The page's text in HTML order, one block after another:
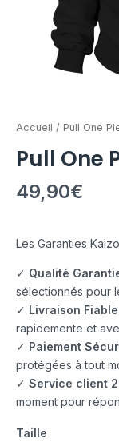
Accueil / Pull One
Pull One
49,90€
Les Garanties
✓ Qualité
sélectionnés pour
✓ Livraison
rapidemente et
✓ Paiement
protégées à tout
✓ Service client
moment pour
Taille